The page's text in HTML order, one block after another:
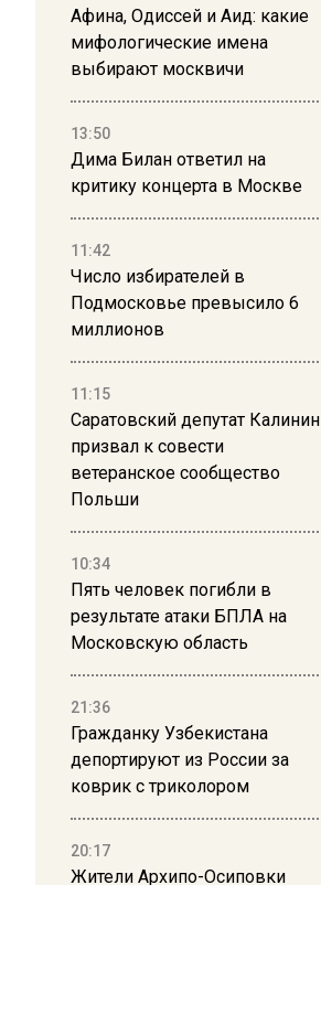
Афина, Одиссей и Аид: какие
мифологические имена
выбирают москвичи
13:50
Дима Билан ответил на
критику концерта в Москве
11:42
Число избирателей в
Подмосковье превысило 6
миллионов
11:15
Саратовский депутат Калинин
призвал к совести
ветеранское сообщество
Польши
10:34
Пять человек погибли в
результате атаки БПЛА на
Московскую область
21:36
Гражданку Узбекистана
депортируют из России за
коврик с триколором
20:17
Жители Архипо-Осиповки